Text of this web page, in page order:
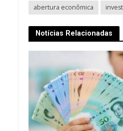
abertura econômica
Notícias Relacionadas